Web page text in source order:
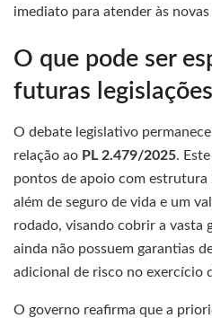
imediato para atender às novas
O que pode ser
futuras
O debate legislativo
relação ao PL 2.479/2025.
pontos de apoio com estrutura
além de seguro de vida e um
rodado, visando cobrir a vasta
ainda não possuem garantias
adicional de risco no exercício
O governo reafirma que a